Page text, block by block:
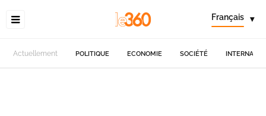
Français ▾
Actuellement POLITIQUE ECONOMIE SOCIÉTÉ